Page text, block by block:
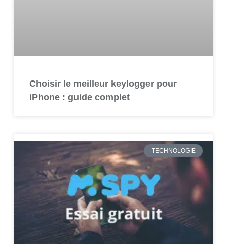
Choisir le meilleur keylogger pour
iPhone : guide complet
TECHNOLOGIE